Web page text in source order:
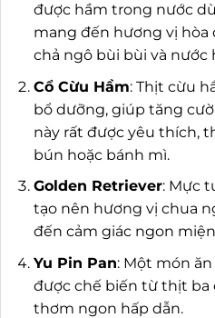
được hầm trong nước
mang đến hương vị
chả ngô bùi bùi và nước
Cổ Cừu Hầm: Thịt cừu
bổ dưỡng, giúp tăng
này rất được yêu thích,
bún hoặc bánh mì.
Golden Retriever: Mực
tạo nên hương vị chua
đến cảm giác ngon
Yu Pin Pan: Một món
được chế biến từ thịt ba
thơm ngon hấp dẫn.